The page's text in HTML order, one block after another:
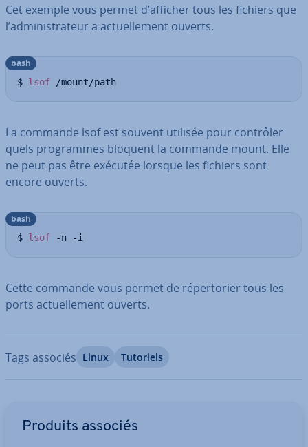
Cet exemple vous permet d’afficher tous les fichiers que
l’ad­mi­nis­tra­teur a ac­tuel­le­ment ouverts.
$ lsof /mount/path
bash
La commande lsof est souvent utilisée pour contrôler
quels pro­grammes bloquent la commande mount. Elle
ne peut pas être exécutée lorsque les fichiers sont
encore ouverts.
$ lsof -n -i
bash
Cette commande vous permet de ré­per­to­rier tous les
ports ac­tuel­le­ment ouverts.
Tags associés Linux Tutoriels
Produits associés